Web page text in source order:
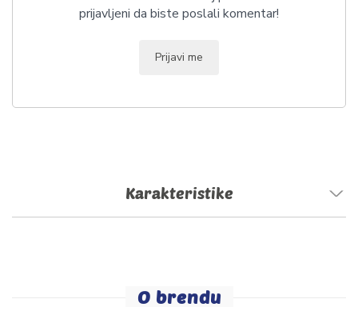
prijavljeni da biste poslali komentar!
Prijavi me
Karakteristike
O brendu